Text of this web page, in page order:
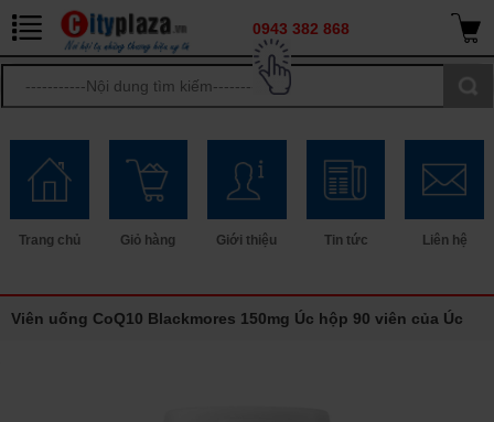
0943 382 868
Trang chủ Giỏ hàng Giới thiệu Tin tức Liên hệ
Viên uống CoQ10 Blackmores 150mg Úc hộp 90 viên của Úc